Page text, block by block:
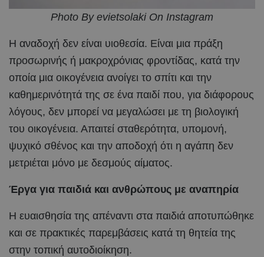
Photo By evietsolaki On Instagram
Η αναδοχή δεν είναι υιοθεσία. Είναι μια πράξη
προσωρινής ή μακροχρόνιας φροντίδας, κατά την
οποία μια οικογένεια ανοίγει το σπίτι και την
καθημερινότητά της σε ένα παιδί που, για διάφορους
λόγους, δεν μπορεί να μεγαλώσει με τη βιολογική
του οικογένεια. Απαιτεί σταθερότητα, υπομονή,
ψυχικό σθένος και την αποδοχή ότι η αγάπη δεν
μετριέται μόνο με δεσμούς αίματος.
Έργα για παιδιά και ανθρώπους με αναπηρία
Η ευαισθησία της απέναντι στα παιδιά αποτυπώθηκε
και σε πρακτικές παρεμβάσεις κατά τη θητεία της
στην τοπική αυτοδιοίκηση.